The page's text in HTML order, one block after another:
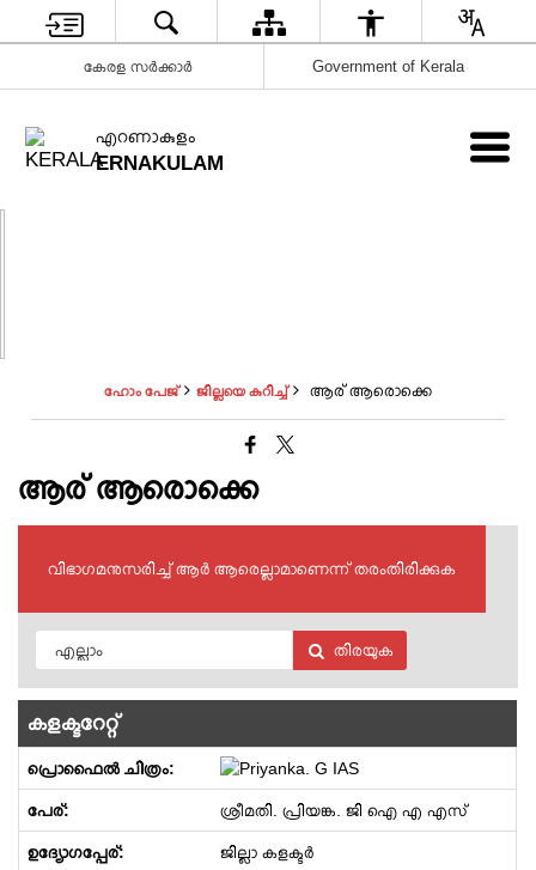
കേരള സർക്കാർ Government of Kerala
എറണാകുളം
ERNAKULAM
ഹോം പേജ് ജില്ലയെ കുറിച്ച് ആര് ആരൊക്കെ
ആര് ആരൊക്കെ
വിഭാഗമനുസരിച്ച് ആർ ആരെല്ലാമാണെന്ന് തരംതിരിക്കുക
തിരയുക
കളക്ടറേറ്റ്
ശ്രീമതി. പ്രിയങ്ക. ജി ഐ എ എസ്
ജില്ലാ കളക്ടർ